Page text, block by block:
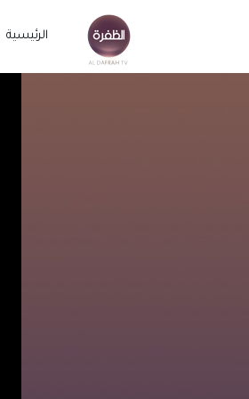
الرئيسية